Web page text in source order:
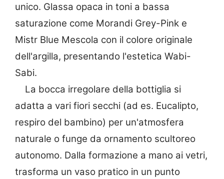
unico. Glassa opaca in toni a bassa
saturazione come Morandi Grey-Pink e
Mistr Blue Mescola con il colore originale
dell'argilla, presentando l'estetica Wabi-
Sabi.
La bocca irregolare della bottiglia si
adatta a vari fiori secchi (ad es. Eucalipto,
respiro del bambino) per un'atmosfera
naturale o funge da ornamento scultoreo
autonomo. Dalla formazione a mano ai vetri,
trasforma un vaso pratico in un punto